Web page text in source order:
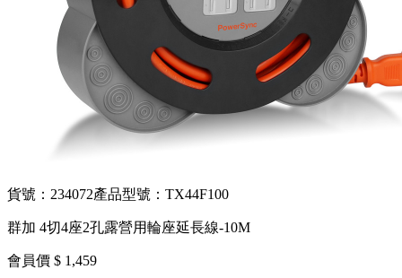
貨號：234072產品型號：TX44F100
群加 4切4座2孔露營用輪座延長線-10M
會員價 $ 1,459